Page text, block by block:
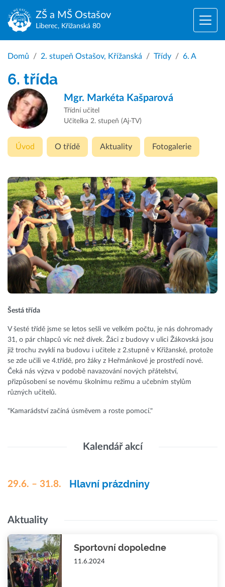
ZŠ a MŠ Ostašov
Liberec, Křižanská 80
Domů 2. stupeň Ostašov, Křížanská Třídy 6. A
6. třída
Mgr. Markéta Kašparová
Třídní učitel
Učitelka 2. stupeň (Aj-TV)
Úvod O třídě Aktuality Fotogalerie
Šestá třída
V šesté třídě jsme se letos sešli ve velkém počtu, je nás dohromady
31, o pár chlapců víc než dívek. Žáci z budovy v ulici Žákovská jsou
již trochu zvyklí na budovu i učitele z 2.stupně v Křižanské, protože
se zde učili ve 4.třídě, pro žáky z Heřmánkové je prostředí nové.
Čeká nás výzva v podobě navazování nových přátelství,
přizpůsobení se novému školnímu režimu a učebním stylům
různých učitelů.
"Kamarádství začíná úsměvem a roste pomocí."
Kalendář akcí
29.6. – 31.8. Hlavní prázdniny
Aktuality
Sportovní dopoledne
11.6.2024